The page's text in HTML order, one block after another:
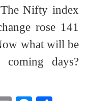
Nifty index
rose 141
what will be
days?